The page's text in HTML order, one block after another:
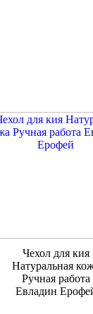
Чехол для кия
Натуральная
Ручная работа
Евладин